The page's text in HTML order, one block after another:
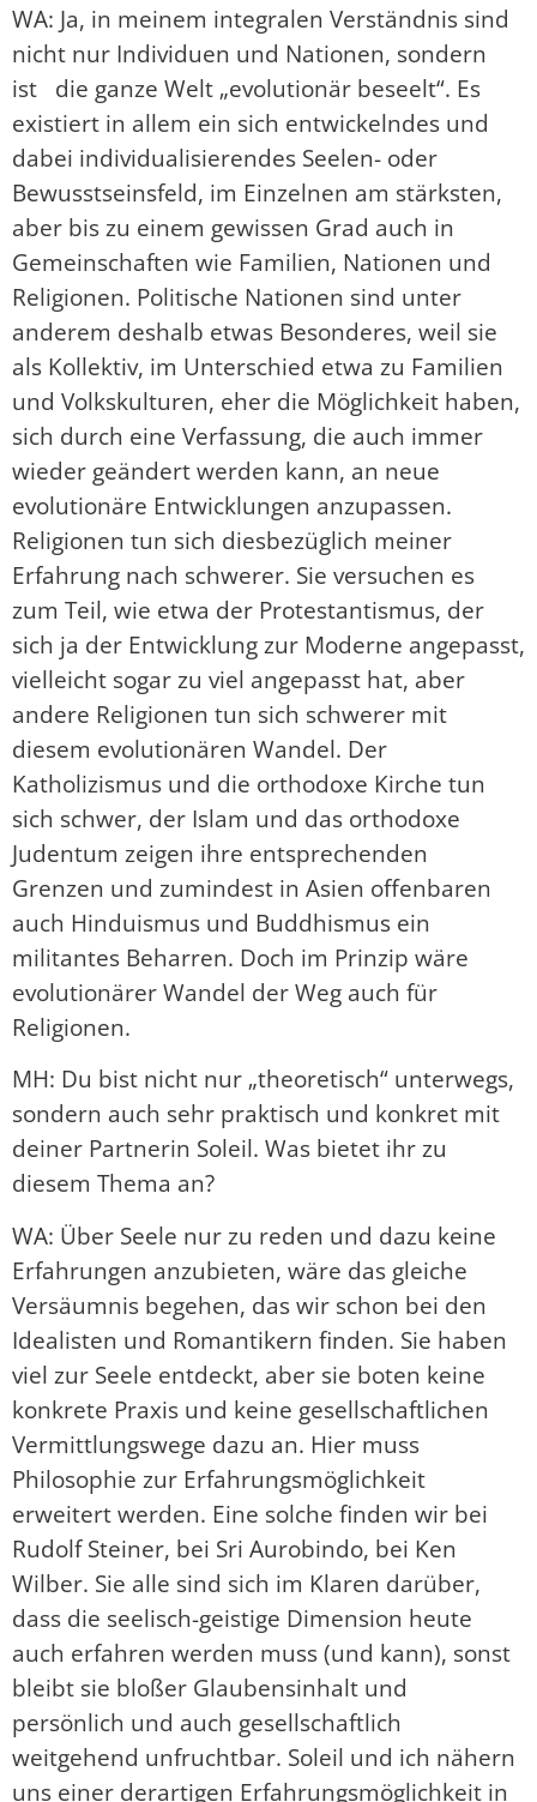
WA: Ja, in meinem integralen Verständnis sind
nicht nur Individuen und Nationen, sondern
ist die ganze Welt „evolutionär beseelt“. Es
existiert in allem ein sich entwickelndes und
dabei individualisierendes Seelen- oder
Bewusstseinsfeld, im Einzelnen am stärksten,
aber bis zu einem gewissen Grad auch in
Gemeinschaften wie Familien, Nationen und
Religionen. Politische Nationen sind unter
anderem deshalb etwas Besonderes, weil sie
als Kollektiv, im Unterschied etwa zu Familien
und Volkskulturen, eher die Möglichkeit haben,
sich durch eine Verfassung, die auch immer
wieder geändert werden kann, an neue
evolutionäre Entwicklungen anzupassen.
Religionen tun sich diesbezüglich meiner
Erfahrung nach schwerer. Sie versuchen es
zum Teil, wie etwa der Protestantismus, der
sich ja der Entwicklung zur Moderne angepasst,
vielleicht sogar zu viel angepasst hat, aber
andere Religionen tun sich schwerer mit
diesem evolutionären Wandel. Der
Katholizismus und die orthodoxe Kirche tun
sich schwer, der Islam und das orthodoxe
Judentum zeigen ihre entsprechenden
Grenzen und zumindest in Asien offenbaren
auch Hinduismus und Buddhismus ein
militantes Beharren. Doch im Prinzip wäre
evolutionärer Wandel der Weg auch für
Religionen.
MH: Du bist nicht nur „theoretisch“ unterwegs,
sondern auch sehr praktisch und konkret mit
deiner Partnerin Soleil. Was bietet ihr zu
diesem Thema an?
WA: Über Seele nur zu reden und dazu keine
Erfahrungen anzubieten, wäre das gleiche
Versäumnis begehen, das wir schon bei den
Idealisten und Romantikern finden. Sie haben
viel zur Seele entdeckt, aber sie boten keine
konkrete Praxis und keine gesellschaftlichen
Vermittlungswege dazu an. Hier muss
Philosophie zur Erfahrungsmöglichkeit
erweitert werden. Eine solche finden wir bei
Rudolf Steiner, bei Sri Aurobindo, bei Ken
Wilber. Sie alle sind sich im Klaren darüber,
dass die seelisch-geistige Dimension heute
auch erfahren werden muss (und kann), sonst
bleibt sie bloßer Glaubensinhalt und
persönlich und auch gesellschaftlich
weitgehend unfruchtbar. Soleil und ich nähern
uns einer derartigen Erfahrungsmöglichkeit in